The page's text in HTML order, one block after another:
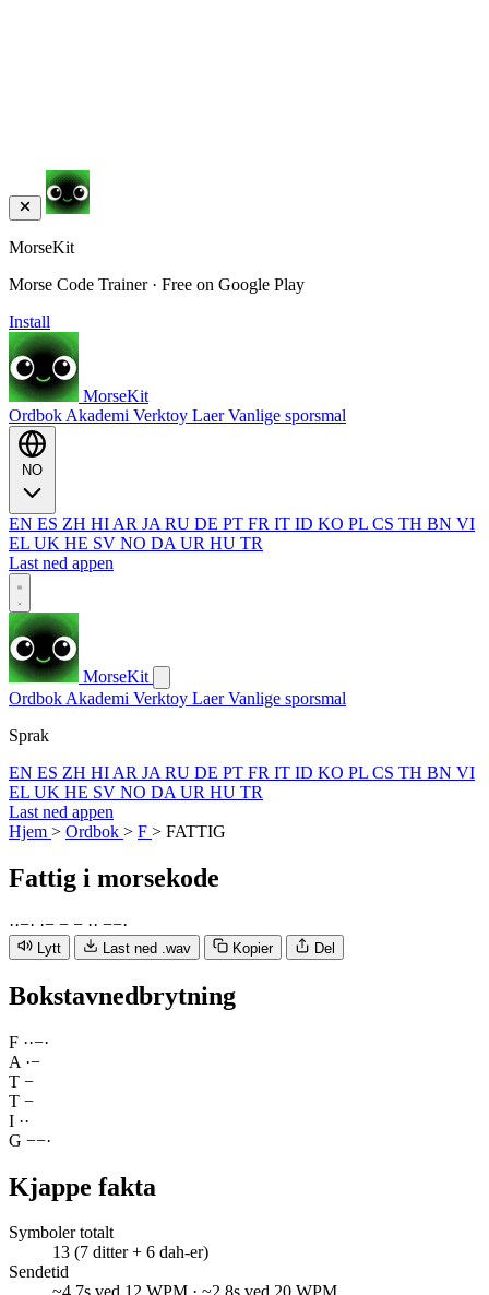
MorseKit
Morse Code Trainer · Free on Google Play
Install
MorseKit
Ordbok Akademi Verktoy LaerVanlige sporsmal
EN ES ZH HI AR JA RU DE PT FR IT ID KO PL CS TH BN VI
EL UK HE SV NO DA UR HU TR
Last ned appen
MorseKit
Ordbok Akademi Verktoy LaerVanlige sporsmal
Sprak
EN ES ZH HI AR JA RU DE PT FR IT ID KO PL CS TH BN VI
EL UK HE SV NO DA UR HU TR
Last ned appen
Hjem > Ordbok > F > FATTIG
Fattig i morsekode
··−· ·− − − ·· −−·
Lytt Last ned .wav Kopier Del
Bokstavnedbrytning
F ··−·
A ·−
T −
T −
I ··
G −−·
Kjappe fakta
Symboler totalt
13 (7 ditter + 6 dah-er)
Sendetid